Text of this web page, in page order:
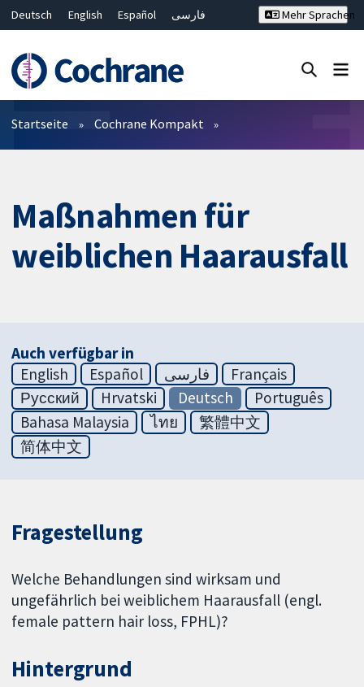
Deutsch English Español
فارسی
Bahasa Malaysia
ไทย
繁體中文
简体中文
Mehr Sprachen
Filter
Startseite Cochrane Kompakt
Maßnahmen für
weiblichen Haarausfall
Auch verfügbar in
English
Español فارسی
Français
Русский
Hrvatski Deutsch
Português
Bahasa Malaysia
ไทย
繁體中文
简体中文
Fragestellung
Welche Behandlungen sind wirksam und
ungefährlich bei weiblichem Haarausfall (engl.
female pattern hair loss, FPHL)?
Hintergrund